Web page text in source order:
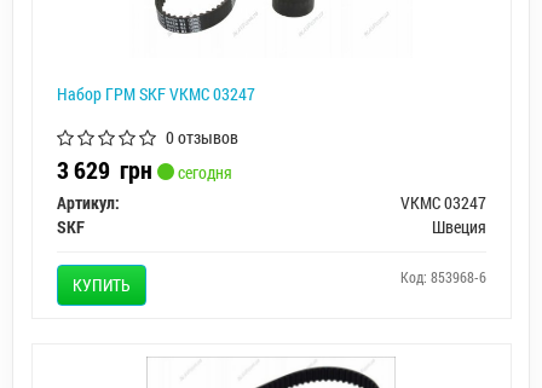
Набор ГРМ SKF VKMC 03247
0 отзывов
3 629 грн
сегодня
Артикул:
VKMC 03247
SKF
Швеция
КУПИТЬ Код: 853968-6